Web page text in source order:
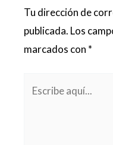
Tu dirección de
publicada. Los
marcados con *